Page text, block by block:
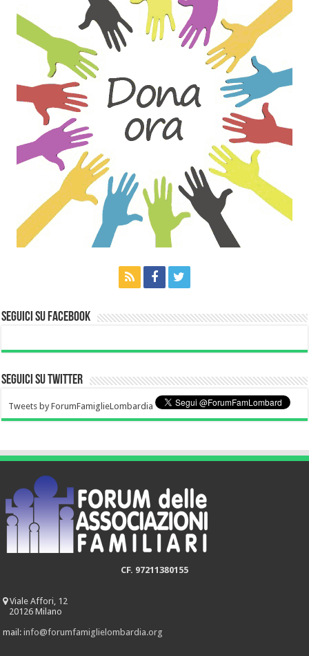
Seguici su Facebook
Seguici su Twitter
Tweets by ForumFamiglieLombardia
CF. 97211380155
Viale Affori, 12
20126 Milano
mail:info@forumfamiglielombardia.org